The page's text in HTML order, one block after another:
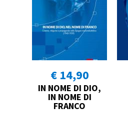
€ 14,90
IN NOME DI DIO,
IN NOME DI
FRANCO